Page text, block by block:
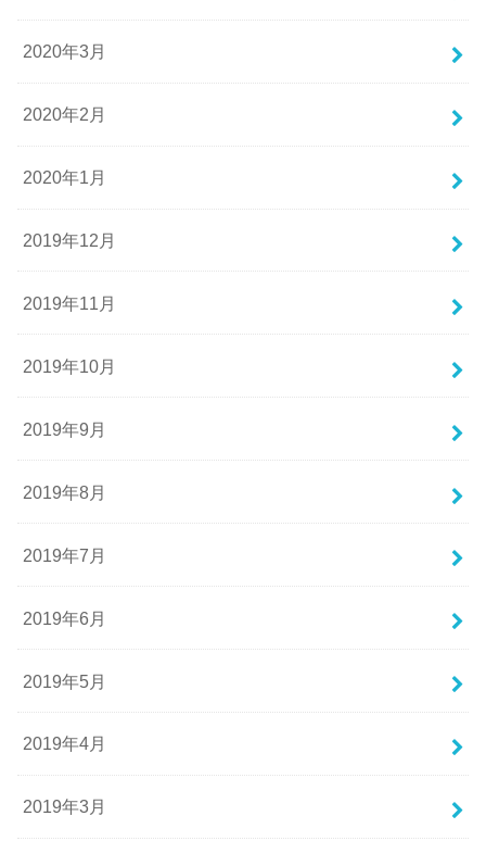
2020年3月
2020年2月
2020年1月
2019年12月
2019年11月
2019年10月
2019年9月
2019年8月
2019年7月
2019年6月
2019年5月
2019年4月
2019年3月